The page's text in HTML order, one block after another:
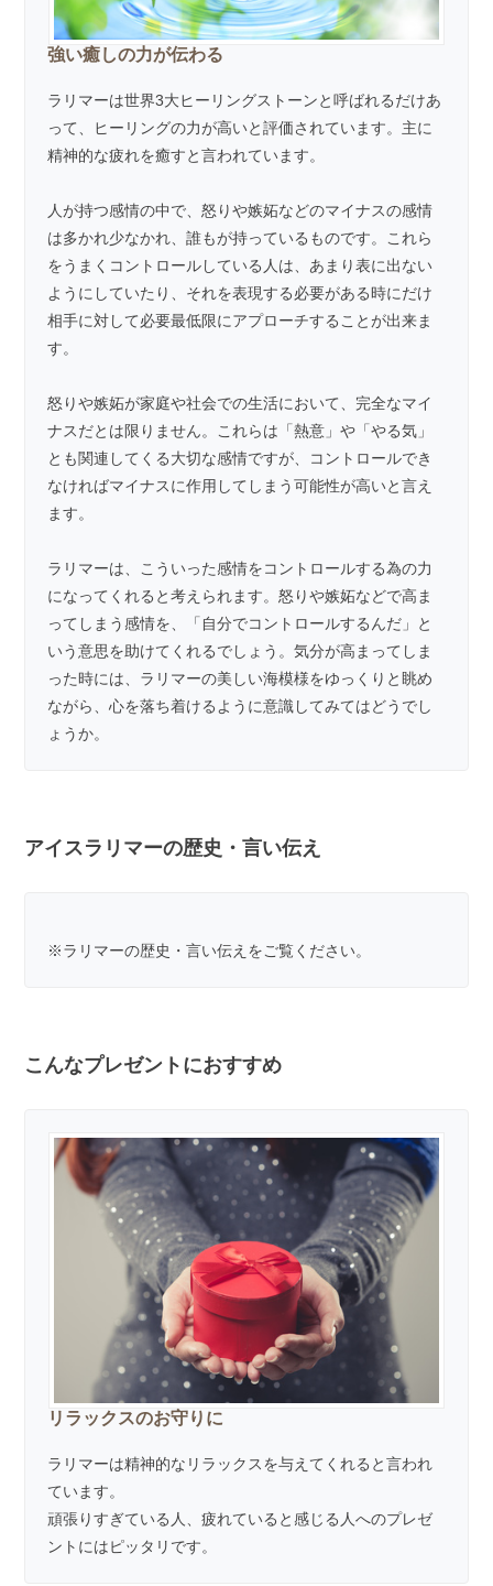
強い癒しの力が伝わる
ラリマーは世界3大ヒーリングストーンと呼ばれるだけあ
って、ヒーリングの力が高いと評価されています。主に
精神的な疲れを癒すと言われています。
人が持つ感情の中で、怒りや嫉妬などのマイナスの感情
は多かれ少なかれ、誰もが持っているものです。これら
をうまくコントロールしている人は、あまり表に出ない
ようにしていたり、それを表現する必要がある時にだけ
相手に対して必要最低限にアプローチすることが出来ま
す。
怒りや嫉妬が家庭や社会での生活において、完全なマイ
ナスだとは限りません。これらは「熱意」や「やる気」
とも関連してくる大切な感情ですが、コントロールでき
なければマイナスに作用してしまう可能性が高いと言え
ます。
ラリマーは、こういった感情をコントロールする為の力
になってくれると考えられます。怒りや嫉妬などで高ま
ってしまう感情を、「自分でコントロールするんだ」と
いう意思を助けてくれるでしょう。気分が高まってしま
った時には、ラリマーの美しい海模様をゆっくりと眺め
ながら、心を落ち着けるように意識してみてはどうでし
ょうか。
アイスラリマーの歴史・言い伝え
※ラリマーの歴史・言い伝え をご覧ください。
こんなプレゼントにおすすめ
リラックスのお守りに
ラリマーは精神的なリラックスを与えてくれると言われ
ています。
頑張りすぎている人、疲れていると感じる人へのプレゼ
ントにはピッタリです。